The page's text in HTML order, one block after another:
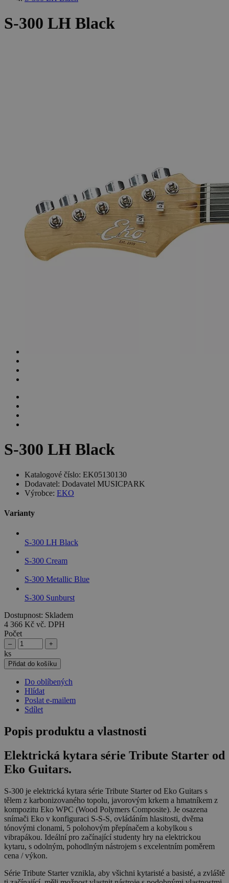
S-300 LH Black
S-300 LH Black
Katalogové číslo: EK05130130
Dodavatel: Dodavatel MUSICPARK
Výrobce: EKO
Varianty
S-300 LH Black
S-300 Cream
S-300 Metallic Blue
S-300 Sunburst
Dostupnost: Skladem
4 366 Kč vč. DPH
Počet
– +
ks
Přidat do košíku
Do oblíbených
Hlídat
Poslat e-mailem
Sdílet
Popis produktu a vlastnosti
Elektrická kytara série Tribute Starter od
Eko Guitars.
S-300 je elektrická kytara série Tribute Starter od Eko Guitars s
tělem z karbonizovaného topolu, javorovým krkem a hmatníkem z
kompozitu Eko WPC (Wood Polymers Composite). Je osazena
snímači Eko v konfiguraci S-S-S, ovládáním hlasitosti, dvěma
tónovými clonami, 5 polohovým přepínačem a kobylkou s
vibrapákou. Ideální pro začínající studenty hry na elektrickou
kytaru, s odolným, pohodlným nástrojem s excelentním poměrem
cena / výkon.
Série Tribute Starter vznikla, aby všichni kytaristé a basisté, a zvláště